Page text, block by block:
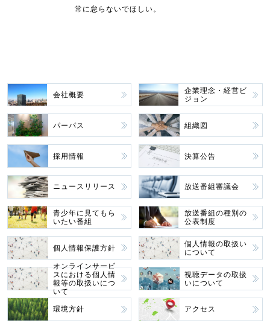
常に怠らないでほしい。
会社概要
企業理念・経営ビ
ジョン
パーパス 組織図
採用情報 決算公告
ニュースリリース 放送番組審議会
青少年に見てもら
いたい番組
放送番組の種別の
公表制度
個人情報保護方針
個人情報の取扱い
について
オンラインサービ
スにおける個人情
報等の取扱いにつ
いて
視聴データの取扱
いについて
環境方針 アクセス